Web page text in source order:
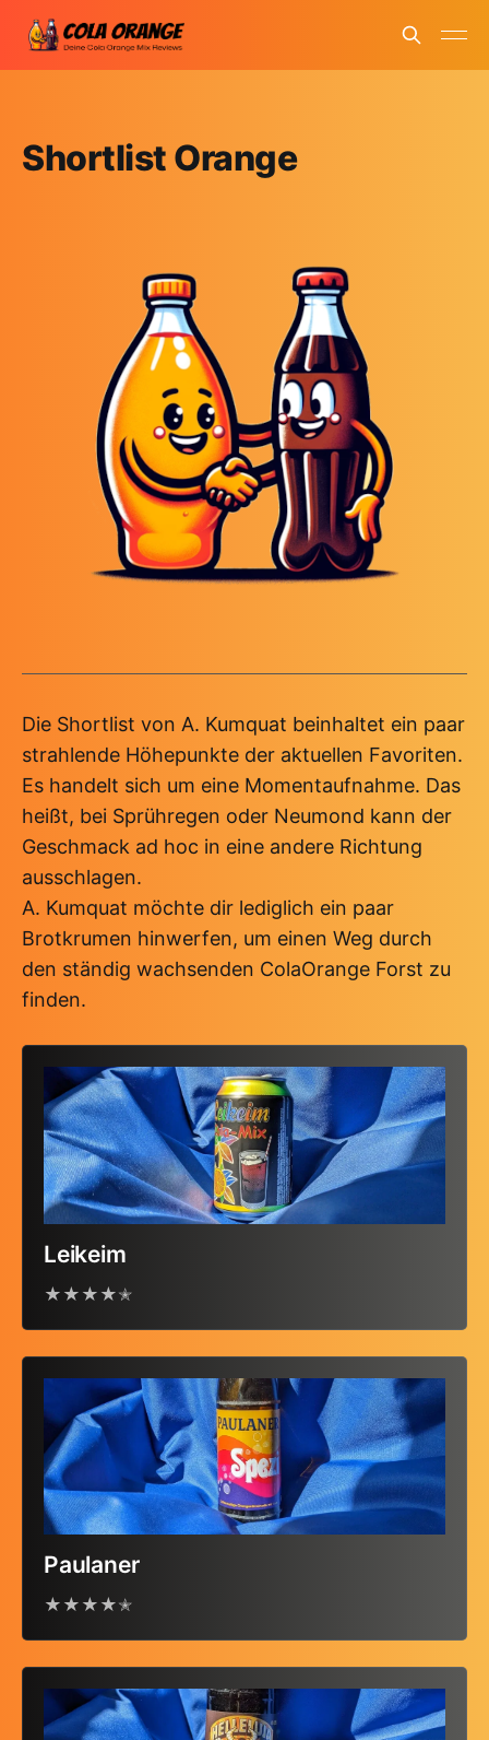
Shortlist Orange
Die Shortlist von A. Kumquat beinhaltet ein paar
strahlende Höhepunkte der aktuellen Favoriten.
Es handelt sich um eine Momentaufnahme. Das
heißt, bei Sprühregen oder Neumond kann der
Geschmack ad hoc in eine andere Richtung
ausschlagen.
A. Kumquat möchte dir lediglich ein paar
Brotkrumen hinwerfen, um einen Weg durch
den ständig wachsenden ColaOrange Forst zu
finden.
Leikeim
★★★★✭
Paulaner
★★★★✭